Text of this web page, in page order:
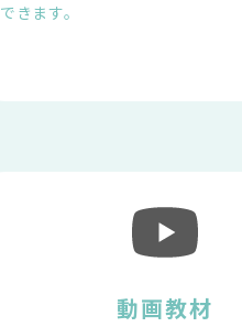
できます。
動画教材